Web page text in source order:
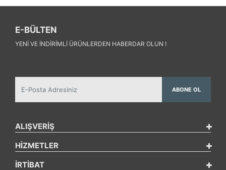
E-BÜLTEN
YENI VE INDIRIMLI ÜRÜNLERDEN HABERDAR OLUN !
ABONE OL
ALIŞVERİŞ
HİZMETLER
İRTİBAT